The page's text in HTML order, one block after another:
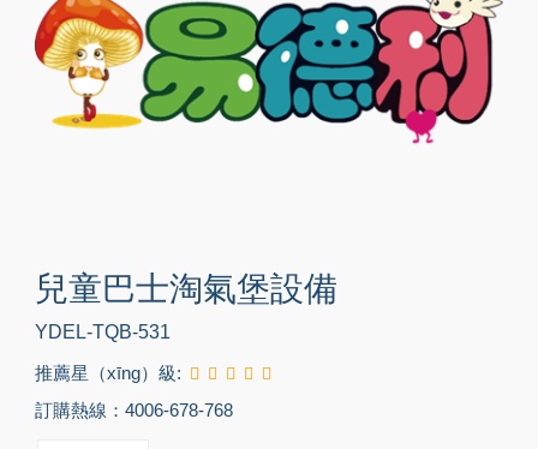
兒童巴士淘氣堡設備
YDEL-TQB-531
推薦星（xīng）級:
訂購熱線：4006-678-768